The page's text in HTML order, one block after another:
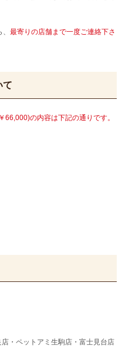
最寄りの店舗まで一度ご連絡下さ
て
の内容は下記の通りです。
・ペットアミ生駒店・富士見台店